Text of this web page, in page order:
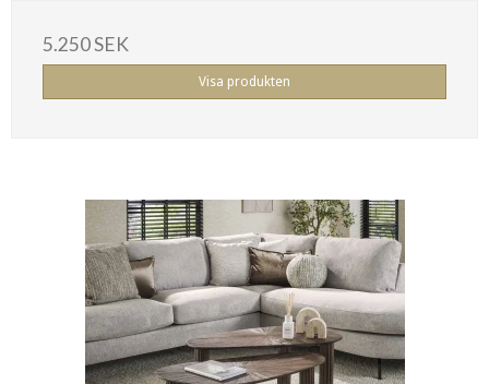
5.250 SEK
Visa produkten